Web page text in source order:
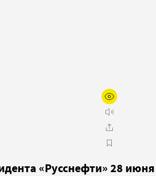
«Русснефти» 28 июня